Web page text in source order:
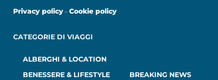
Privacy policy– Cookie policy
CATEGORIE DI VIAGGI
ALBERGHI & LOCATION
BENESSERE & LIFESTYLE
BREAKING NEWS